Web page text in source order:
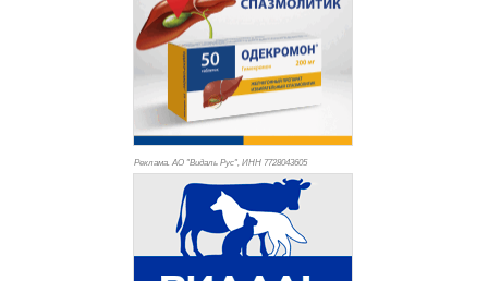
Реклама. АО "Видаль Рус", ИНН 7728043605